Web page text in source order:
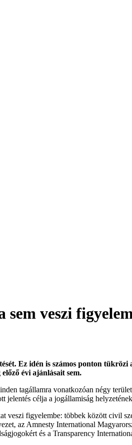
veszi
Ez idén is számos ponton
évi ajánlásait sem.
tagállamra vonatkozóan négy
célja a jogállamiság
veszi figyelembe: többek között civil
az Amnesty International
és a Transparency